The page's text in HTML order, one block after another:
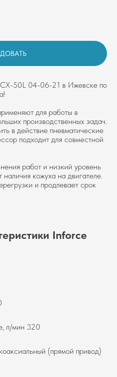
50L 04-06-21 в Ижевске по
для работы в
производственных задач.
в действие пневматические
подходит для совместной
работ и низкий уровень
кожуха на двигателе.
и продлевает срок
Inforce
л/мин 320
(прямой привод)